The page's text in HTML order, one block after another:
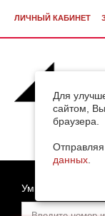
Для
сайтом,
браузера.
данных
ЛИЧНЫЙ КАБИНЕТ
Умный поиск